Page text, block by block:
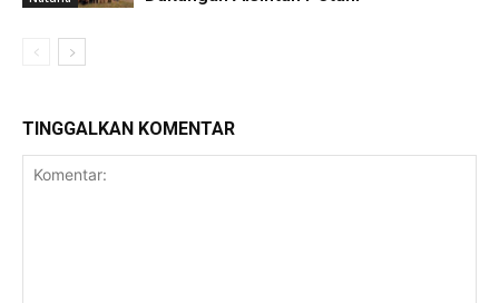
TINGGALKAN KOMENTAR